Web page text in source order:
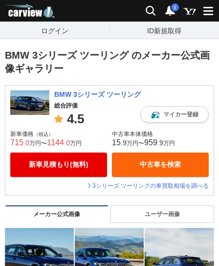
検索 通知
i
ログイン ID新規取得
BMW 3シリーズ ツーリング のメーカー公式画
像ギャラリー
BMW 3シリーズ ツーリング
総合評価
4.5 マイカー登録
新車価格 （税込）
715 .0万円〜1144 .0万円
新車見積もり(無料)
中古車本体価格
15 .9万円〜959 .9万円
中古車を検索
3シリーズ ツーリングの車買取相場を調べる
メーカー公式画像 ユーザー画像